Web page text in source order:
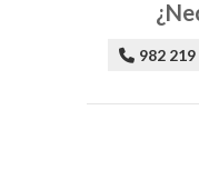
982 219